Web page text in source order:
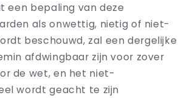
een bepaling van deze
als onwettig, nietig of niet-
beschouwd, zal een dergelijke
afdwingbaar zijn voor zover
de wet, en het niet-
wordt geacht te zijn